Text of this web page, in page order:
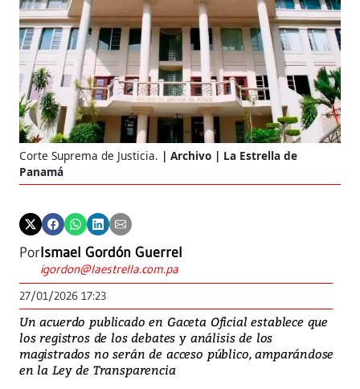
Corte Suprema de Justicia.
Archivo | La Estrella de
Panamá
PorIsmael Gordón Guerrel
igordon@laestrella.com.pa
27/01/2026 17:23
Un acuerdo publicado en Gaceta Oficial establece que
los registros de los debates y análisis de los
magistrados no serán de acceso público, amparándose
en la Ley de Transparencia